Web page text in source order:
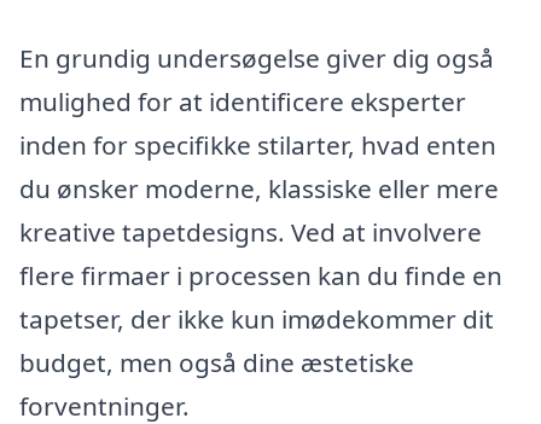
En grundig undersøgelse giver dig også
mulighed for at identificere eksperter
inden for specifikke stilarter, hvad enten
du ønsker moderne, klassiske eller mere
kreative tapetdesigns. Ved at involvere
flere firmaer i processen kan du finde en
tapetser, der ikke kun imødekommer dit
budget, men også dine æstetiske
forventninger.